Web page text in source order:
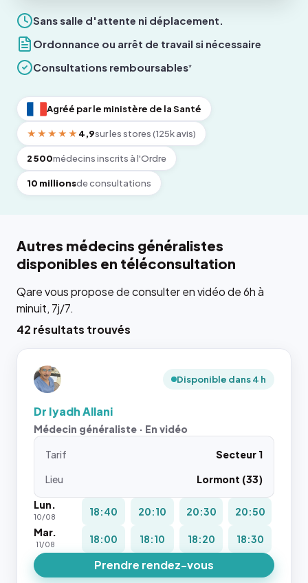
Sans salle d'attente ni déplacement.
Ordonnance ou arrêt de travail si nécessaire
Consultations remboursables*
Agréé par le ministère de la Santé
★★★★★ 4,9sur les stores (125k avis)
2 500médecins inscrits à l'Ordre
10 millionsde consultations
Autres médecins généralistes
disponibles en téléconsultation
Qare vous propose de consulter en vidéo de 6h à
minuit, 7j/7.
42 résultats trouvés
Disponible dans 4 h
Dr Iyadh Allani
Médecin généraliste · En vidéo
Tarif
Secteur 1
Lieu
Lormont (33)
Lun.
10/08 18:40 20:10 20:30
20:50
Mar.
11/08 18:00 18:10 18:20 18:30
Prendre rendez-vous